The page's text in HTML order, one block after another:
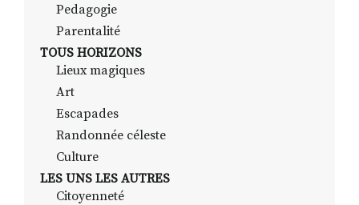
Pedagogie
Parentalité
TOUS HORIZONS
Lieux magiques
Art
Escapades
Randonnée céleste
Culture
LES UNS LES AUTRES
Citoyenneté